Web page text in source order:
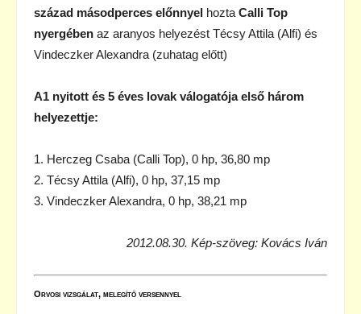
század másodperces előnnyel hozta Calli Top
nyergében az aranyos helyezést Técsy Attila (Alfi) és
Vindeczker Alexandra (zuhatag előtt)
A1 nyitott és 5 éves lovak válogatója első három
helyezettje:
1. Herczeg Csaba (Calli Top), 0 hp, 36,80 mp
2. Técsy Attila (Alfi), 0 hp, 37,15 mp
3. Vindeczker Alexandra, 0 hp, 38,21 mp
2012.08.30. Kép-szöveg: Kovács Iván
Orvosi vizsgálat, melegítő versennyel